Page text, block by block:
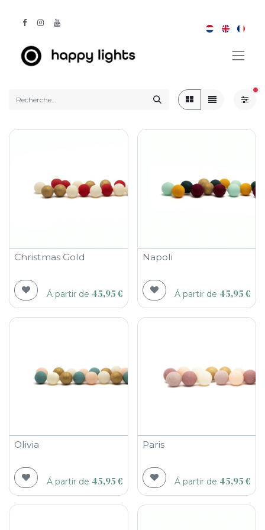
Christmas Gold
Á partir de 45,95€
Napoli
Á partir de 45,95€
Olivia
Á partir de 45,95€
Paris
Á partir de 45,95€